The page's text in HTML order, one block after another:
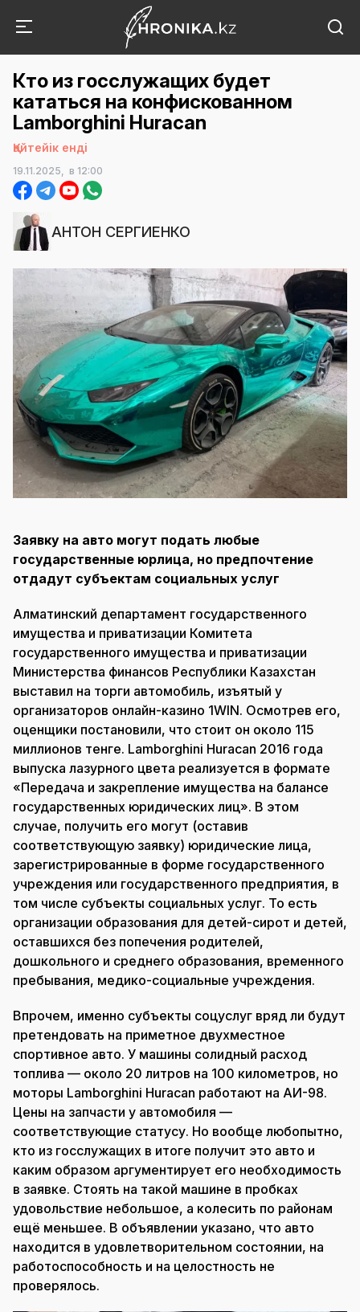
Кто из госслужащих будет
кататься на конфискованном
Lamborghini Huracan
Қайтейік енді
19.11.2025, в 12:00
АНТОН СЕРГИЕНКО
Заявку на авто могут подать любые
государственные юрлица, но предпочтение
отдадут субъектам социальных услуг
Алматинский департамент государственного
имущества и приватизации Комитета
государственного имущества и приватизации
Министерства финансов Республики Казахстан
выставил на торги автомобиль, изъятый у
организаторов онлайн-казино 1WIN. Осмотрев его,
оценщики постановили, что стоит он около 115
миллионов тенге. Lamborghini Huracan 2016 года
выпуска лазурного цвета реализуется в формате
«Передача и закрепление имущества на балансе
государственных юридических лиц». В этом
случае, получить его могут (оставив
соответствующую заявку) юридические лица,
зарегистрированные в форме государственного
учреждения или государственного предприятия, в
том числе субъекты социальных услуг. То есть
организации образования для детей-сирот и детей,
оставшихся без попечения родителей,
дошкольного и среднего образования, временного
пребывания, медико-социальные учреждения.
Впрочем, именно субъекты соцуслуг вряд ли будут
претендовать на приметное двухместное
спортивное авто. У машины солидный расход
топлива — около 20 литров на 100 километров, но
моторы Lamborghini Huracan работают на АИ-98.
Цены на запчасти у автомобиля —
соответствующие статусу. Но вообще любопытно,
кто из госслужащих в итоге получит это авто и
каким образом аргументирует его необходимость
в заявке. Стоять на такой машине в пробках
удовольствие небольшое, а колесить по районам
ещё меньшее. В объявлении указано, что авто
находится в удовлетворительном состоянии, на
работоспособность и на целостность не
проверялось.